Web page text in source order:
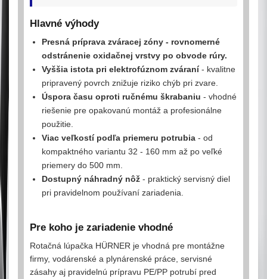
Hlavné výhody
Presná príprava zváracej zóny - rovnomerné
odstránenie oxidačnej vrstvy po obvode rúry.
Vyššia istota pri elektrofúznom zváraní- kvalitne
pripravený povrch znižuje riziko chýb pri zvare.
Úspora času oproti ručnému škrabaniu - vhodné
riešenie pre opakovanú montáž a profesionálne
použitie.
Viac veľkostí podľa priemeru potrubia - od
kompaktného variantu 32 - 160 mm až po veľké
priemery do 500 mm.
Dostupný náhradný nôž - praktický servisný diel
pri pravidelnom používaní zariadenia.
Pre koho je zariadenie vhodné
Rotačná lúpačka HÜRNER je vhodná pre montážne
firmy, vodárenské a plynárenské práce, servisné
zásahy aj pravidelnú prípravu PE/PP potrubí pred